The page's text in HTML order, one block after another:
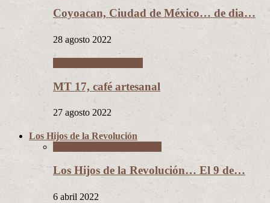
Coyoacan, Ciudad de México… de dia…
28 agosto 2022
MT 17, café artesanal
27 agosto 2022
Los Hijos de la Revolución
Los Hijos de la Revolución… El 9 de…
6 abril 2022